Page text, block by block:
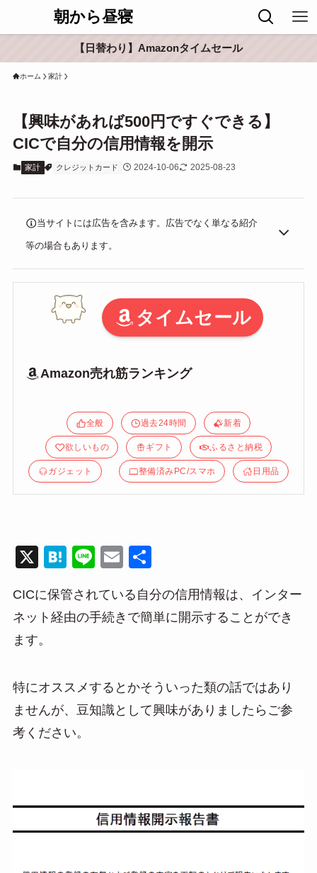
朝から昼寝
【日替わり】Amazonタイムセール
ホーム 家計
【興味があれば500円ですぐできる】
CICで自分の信用情報を開示
家計 クレジットカード 2024-10-06 2025-08-23
当サイトには広告を含みます。広告でなく単なる紹介
等の場合もあります。
タイムセール
Amazon売れ筋ランキング
全般 過去24時間 新着
欲しいもの ギフト ふるさと納税
ガジェット 整備済みPC/スマホ 日用品
X
H
e
n
Li
e
E
ail
CICに保管されている自分の信用情報は、インター
ネット経由の手続きで簡単に開示することができ
ます。
特にオススメするとかそういった類の話ではあり
ませんが、豆知識として興味がありましたらご参
考ください。